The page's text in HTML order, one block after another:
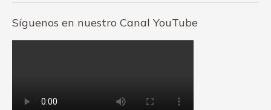
Síguenos en nuestro Canal YouTube